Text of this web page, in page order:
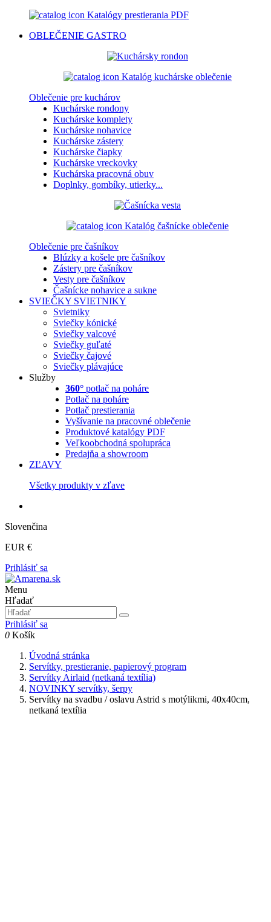
Katalógy prestierania PDF
OBLEČENIE GASTRO
Katalóg kuchárske oblečenie
Oblečenie pre kuchárov
Kuchárske rondony
Kuchárske komplety
Kuchárske nohavice
Kuchárske zástery
Kuchárske čiapky
Kuchárske vreckovky
Kuchárska pracovná obuv
Doplnky, gombíky, utierky...
Katalóg čašnícke oblečenie
Oblečenie pre čašníkov
Blúzky a košele pre čašníkov
Zástery pre čašníkov
Vesty pre čašníkov
Čašnícke nohavice a sukne
SVIEČKY SVIETNIKY
Svietniky
Sviečky kónické
Sviečky valcové
Sviečky guľaté
Sviečky čajové
Sviečky plávajúce
Služby
360° potlač na poháre
Potlač na poháre
Potlač prestierania
Vyšívanie na pracovné oblečenie
Produktové katalógy PDF
Veľkoobchodná spolupráca
Predajňa a showroom
ZĽAVY
Všetky produkty v zľave
Slovenčina
EUR €
Prihlásiť sa
Menu
Hľadať
Prihlásiť sa
0 Košík
Úvodná stránka
Servítky, prestieranie, papierový program
Servítky Airlaid (netkaná textília)
NOVINKY servítky, šerpy
Servítky na svadbu / oslavu Astrid s motýlikmi, 40x40cm,
netkaná textília